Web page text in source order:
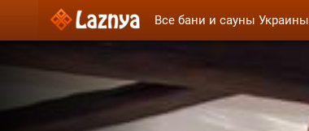
Все бани и сауны Украины